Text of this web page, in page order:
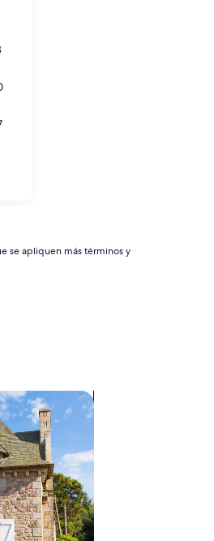
se apliquen más términos y
campo